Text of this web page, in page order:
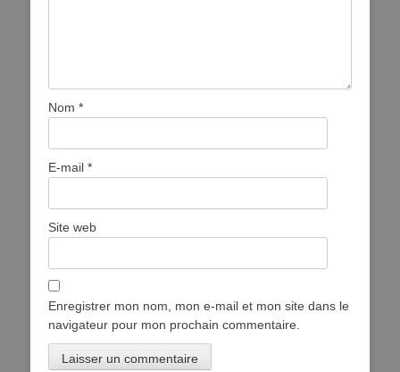
Nom *
E-mail *
Site web
Enregistrer mon nom, mon e-mail et mon site dans le
navigateur pour mon prochain commentaire.